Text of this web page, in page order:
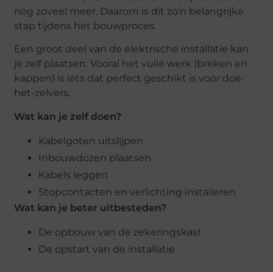
nog zoveel meer. Daarom is dit zo’n belangrijke
stap tijdens het bouwproces.
Een groot deel van de elektrische installatie kan
je zelf plaatsen. Vooral het vuile werk (breken en
kappen) is iets dat perfect geschikt is voor doe-
het-zelvers.
Wat kan je zelf doen?
Kabelgoten uitslijpen
Inbouwdozen plaatsen
Kabels leggen
Stopcontacten en verlichting installeren
Wat kan je beter uitbesteden?
De opbouw van de zekeringskast
De opstart van de installatie